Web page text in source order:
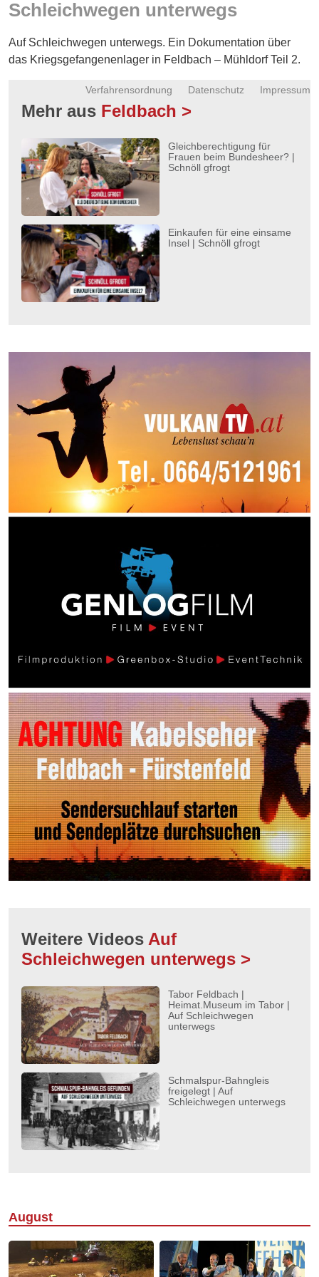
Energie
Schnöll
gfrogt
Podcast
Schleichwegen unterwegs
Auf Schleichwegen unterwegs. Ein Dokumentation über
das Kriegsgefangenenlager in Feldbach – Mühldorf Teil 2.
Impressum
Datenschutz
Verfahrensordnung
Mehr aus Feldbach >
Gleichberechtigung für
Frauen beim Bundesheer? |
Schnöll gfrogt
Einkaufen für eine einsame
Insel | Schnöll gfrogt
Weitere Videos Auf
Schleichwegen unterwegs >
Tabor Feldbach |
Heimat.Museum im Tabor |
Auf Schleichwegen
unterwegs
Schmalspur-Bahngleis
freigelegt | Auf
Schleichwegen unterwegs
August